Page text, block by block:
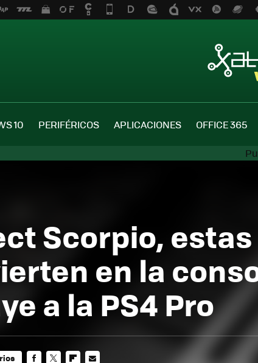
10 PERIFÉRICOS APLICACIONES OFFICE 365
Scorpio,
en la
a la PS4 Pro